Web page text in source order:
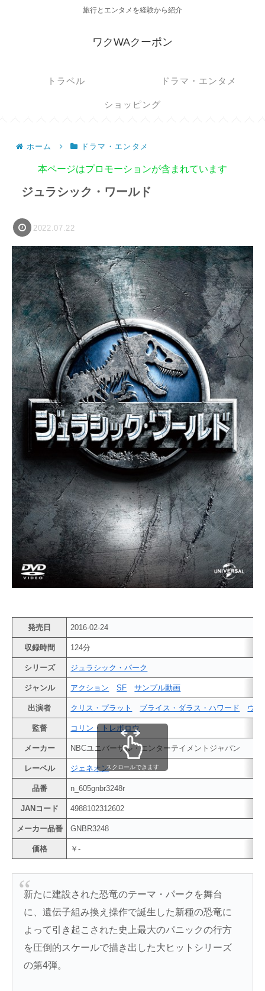
旅行とエンタメを経験から紹介
ワクWAクーポン
トラベル ドラマ・エンタメ
ショッピング
ホーム ドラマ・エンタメ
本ページはプロモーションが含まれています
ジュラシック・ワールド
2022.07.22
発売日 2016-02-24
収録時間 124分
シリーズ ジュラシック・パーク
ジャンル アクション SF サンプル動画
出演者 クリス・プラット ブライス・ダラス・ハワード ヴィ
監督 コリン・トレボロウ
メーカー NBCユニバーサル・エンターテイメントジャパン
レーベル ジェネオン
品番 n_605gnbr3248r
JANコード 4988102312602
メーカー品番 GNBR3248
価格 ￥-
スクロールできます
新たに建設された恐竜のテーマ・パークを舞台
に、遺伝子組み換え操作で誕生した新種の恐竜に
よって引き起こされた史上最大のパニックの行方
を圧倒的スケールで描き出した大ヒットシリーズ
の第4弾。